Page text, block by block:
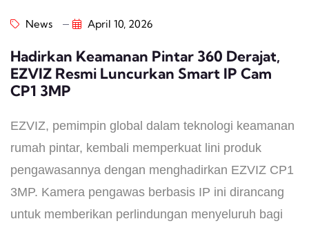
News April 10, 2026
Hadirkan Keamanan Pintar 360 Derajat,
EZVIZ Resmi Luncurkan Smart IP Cam
CP1 3MP
EZVIZ, pemimpin global dalam teknologi keamanan
rumah pintar, kembali memperkuat lini produk
pengawasannya dengan menghadirkan EZVIZ CP1
3MP. Kamera pengawas berbasis IP ini dirancang
untuk memberikan perlindungan menyeluruh bagi